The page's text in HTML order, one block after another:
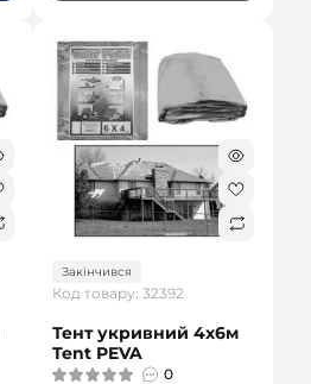
Закінчився
Код товару: 32392
Тент укривний 4х6м
Tent PEVA
0